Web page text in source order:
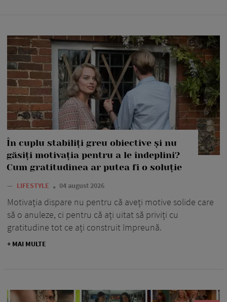
În cuplu stabiliți greu obiective și nu
găsiți motivația pentru a le îndeplini?
Cum gratitudinea ar putea fi o soluție
— LIFESTYLE 04 august 2026
Motivația dispare nu pentru că aveți motive solide care
să o anuleze, ci pentru că ați uitat să priviți cu
gratitudine tot ce ați construit împreună.
+ MAI MULTE